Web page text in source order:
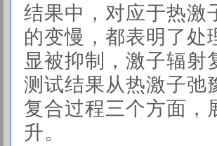
结果中，对应于热激
的变慢，都表明了处
显被抑制， 激子辐射
测试结果从热激子弛
复合过程三个方面，
升。